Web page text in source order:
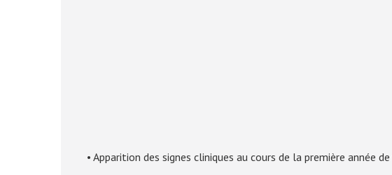
• Apparition des signes cliniques au cours de la première année